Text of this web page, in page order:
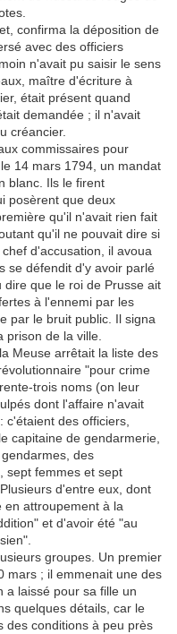
confirma la déposition de
avec des officiers
n'avait pu saisir le sens
maître d'écriture à
était présent quand
demandée ; il n'avait
créancier.
commissaires pour
14 mars 1794, un mandat
blanc. Ils le firent
posèrent que deux
qu'il n'avait rien fait
qu'il ne pouvait dire si
d'accusation, il avoua
se défendit d'y avoir parlé
que le roi de Prusse ait
à l'ennemi par les
par le bruit public. Il signa
de la ville.
Meuse arrêtait la liste des
"pour crime
trois noms (on leur
dont l'affaire n'avait
des officiers,
capitaine de gendarmerie,
des
sept femmes et sept
d'entre eux, dont
en attroupement à la
et d'avoir été "au
groupes. Un premier
mars ; il emmenait une des
a laissé pour sa fille un
quelques détails, car le
des conditions à peu près